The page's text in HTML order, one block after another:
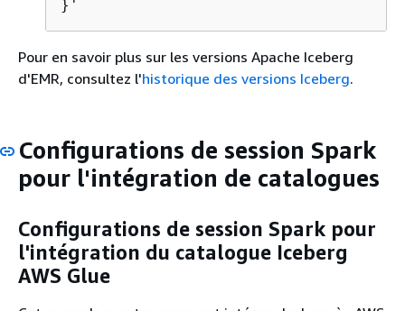
Pour en savoir plus sur les versions Apache Iceberg
d'EMR, consultez l'historique des versions Iceberg.
Configurations de session Spark
pour l'intégration de catalogues
Configurations de session Spark pour
l'intégration du catalogue Iceberg
AWS Glue